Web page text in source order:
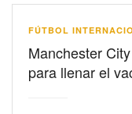
FÚTBOL
Manchester
para llenar el